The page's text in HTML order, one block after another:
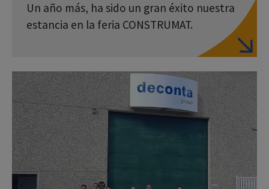
Un año más, ha sido un gran éxito nuestra
estancia en la feria CONSTRUMAT.